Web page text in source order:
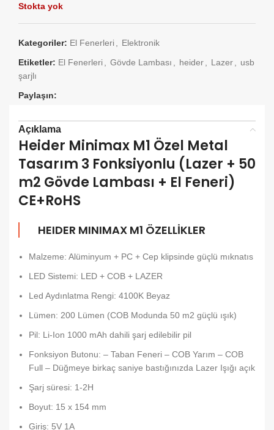
Stokta yok
Kategoriler: El Fenerleri
Elektronik
Etiketler: El Fenerleri Gövde Lambası heider Lazer
usb
şarjlı
Paylaşın:
Açıklama
Heider Minimax M1 Özel Metal
Tasarım 3 Fonksiyonlu (Lazer + 50
m2 Gövde Lambası + El Feneri)
CE+RoHS
HEIDER MINIMAX M1 ÖZELLİKLER
Malzeme: Alüminyum + PC + Cep klipsinde güçlü mıknatıs
LED Sistemi: LED + COB + LAZER
Led Aydınlatma Rengi: 4100K Beyaz
Lümen: 200 Lümen (COB Modunda 50 m2 güçlü ışık)
Pil: Li-Ion 1000 mAh dahili şarj edilebilir pil
Fonksiyon Butonu: – Taban Feneri – COB Yarım – COB
Full – Düğmeye birkaç saniye bastığınızda Lazer Işığı açık
Şarj süresi: 1-2H
Boyut: 15 x 154 mm
Giriş: 5V 1A